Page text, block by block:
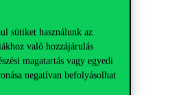
sütiket használunk az
való hozzájárulás
magatartás vagy egyedi
negatívan befolyásolhat